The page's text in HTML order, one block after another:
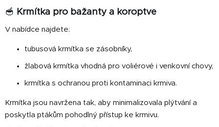
p
u
🥣 Krmítka pro bažanty a koroptve
V nabídce najdete:
tubusová krmítka se zásobníky,
žlabová krmítka vhodná pro voliérové i venkovní chovy,
krmítka s ochranou proti kontaminaci krmiva.
Krmítka jsou navržena tak, aby minimalizovala plýtvání a
poskytla ptákům pohodlný přístup ke krmivu.